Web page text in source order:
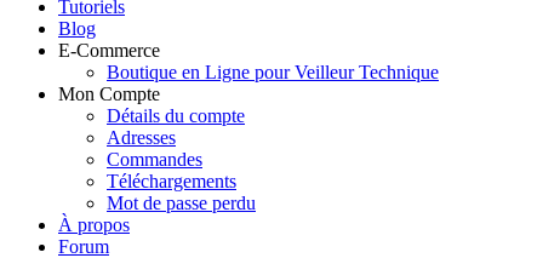
Tutoriels
Blog
E-Commerce
Boutique en Ligne pour Veilleur Technique
Mon Compte
Détails du compte
Adresses
Commandes
Téléchargements
Mot de passe perdu
À propos
Forum